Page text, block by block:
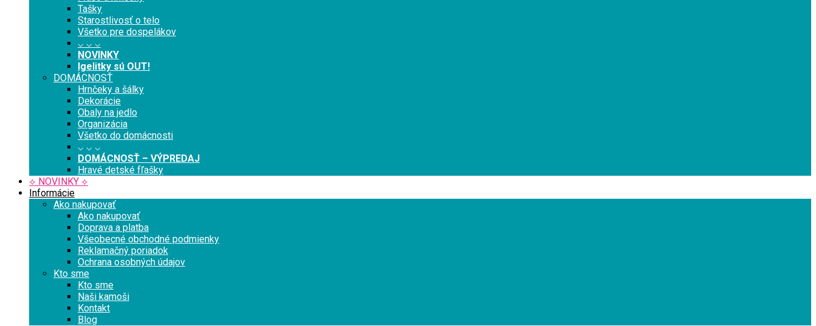
Tašky
Starostlivosť o telo
Všetko pre dospelákov
⌵ ⌵ ⌵
NOVINKY
Igelitky sú OUT!
DOMÁCNOSŤ
Hrnčeky a šálky
Dekorácie
Obaly na jedlo
Organizácia
Všetko do domácnosti
⌵ ⌵ ⌵
DOMÁCNOSŤ – VÝPREDAJ
Hravé detské fľašky
⟡ NOVINKY ⟡
Informácie
Ako nakupovať
Ako nakupovať
Doprava a platba
Všeobecné obchodné podmienky
Reklamačný poriadok
Ochrana osobných údajov
Kto sme
Kto sme
Naši kamoši
Kontakt
Blog